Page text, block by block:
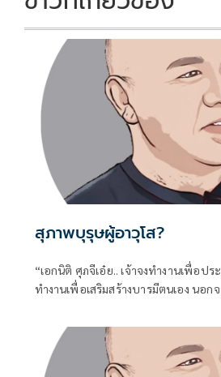
สุภาพบุรุษผู้อาวุโส?
“เอกนิติ ศุภจีเอ๋ย.. เจ้าจงทำงานเพื่อปร
ทำงานเพื่อเสริมสร้างบารมีตนเอง นอ
เจ้าทั้งสองท่าน